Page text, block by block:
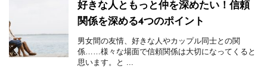
好きな人ともっと仲を深めたい！信頼
関係を深める4つのポイント
男女間の友情、好きな人やカップル同士との関
係……様々な場面で信頼関係は大切になってくると
思います。と ...